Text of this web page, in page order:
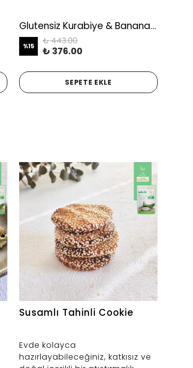
Glutensiz Kurabiye & Banana Bread Karışımı, Glütensiz, Yüksek Lif, Koruyucusuz ve Katkısız
%15 ₺ 443.00
₺ 376.00
SEPETE EKLE
Susamlı Tahinli Cookie
Evde kolayca
hazırlayabileceğiniz, katkısız ve